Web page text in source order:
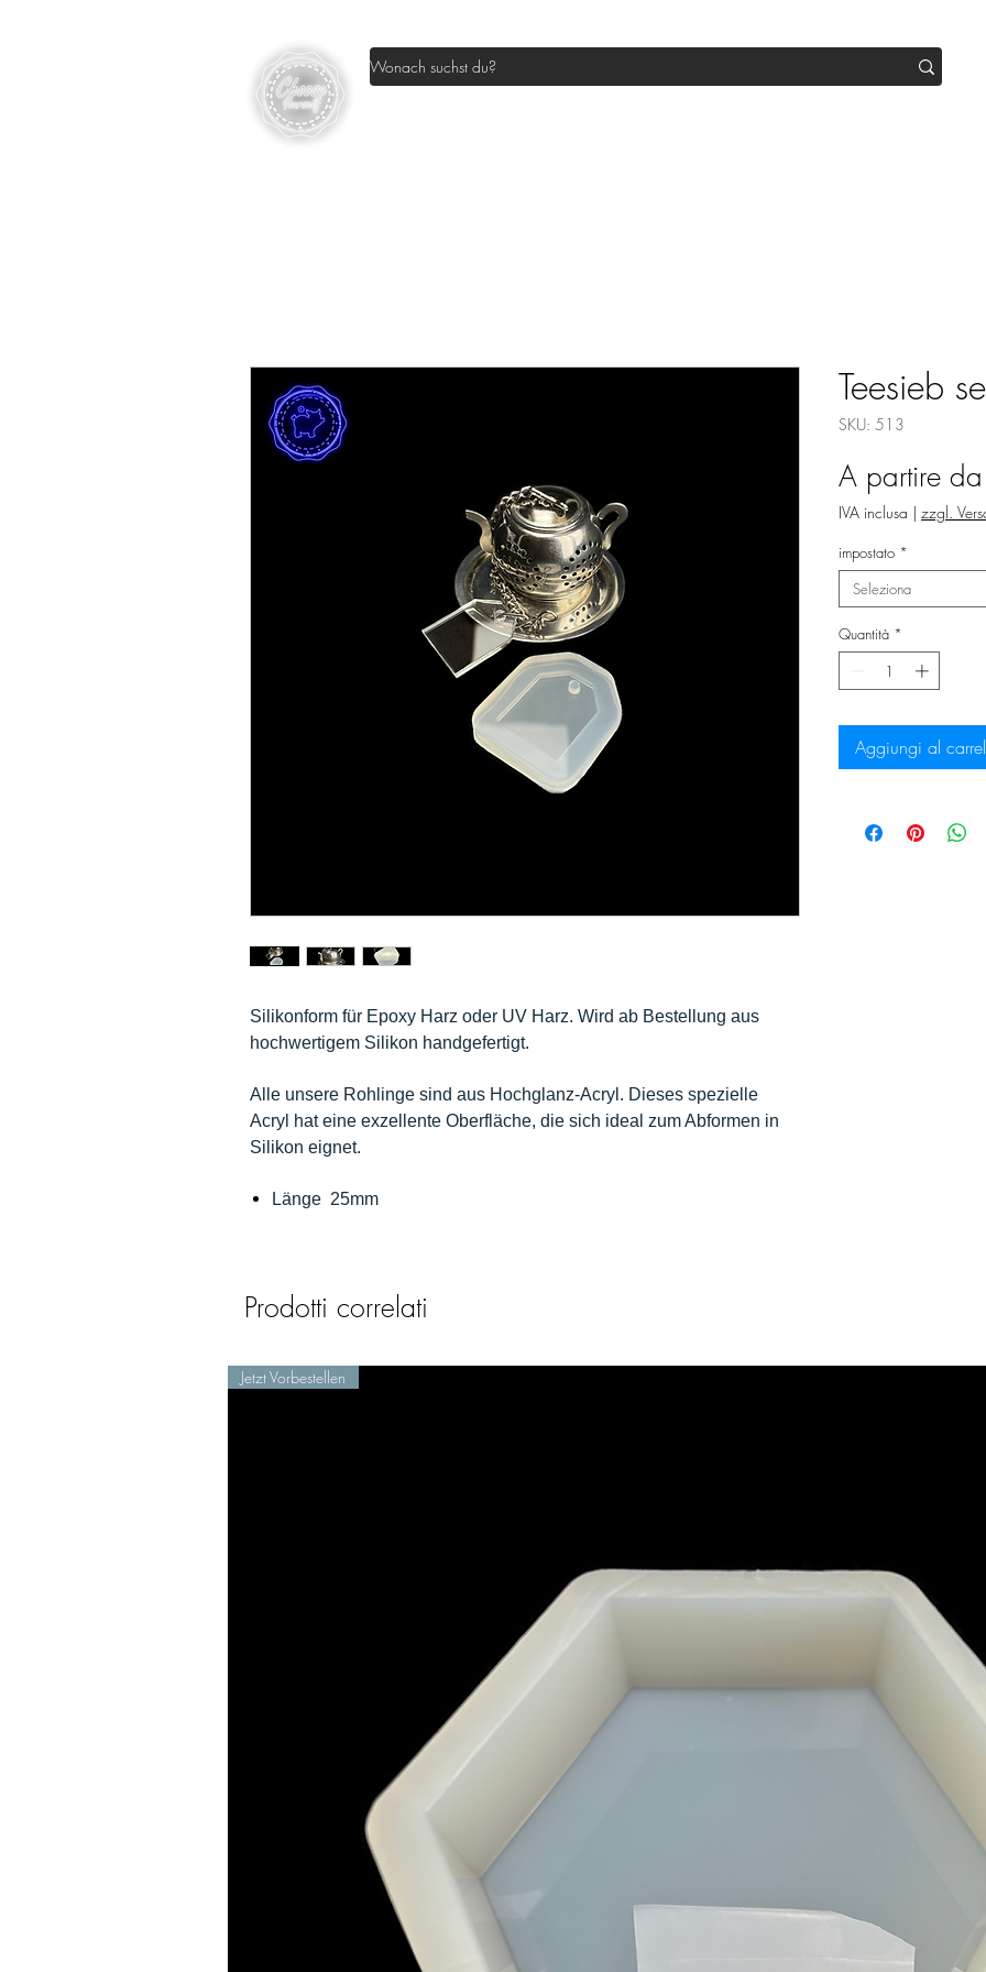
Silikonform für Epoxy Harz oder UV Harz. Wird ab Bestellung aus
hochwertigem Silikon handgefertigt.
Alle unsere Rohlinge sind aus Hochglanz-Acryl. Dieses spezielle
Acryl hat eine exzellente Oberfläche, die sich ideal zum Abformen in
Silikon eignet.
Länge 25mm
Teesieb
SKU: 513
A partire da
IVA inclusa | zzgl.
impostato *
Seleziona
Quantità *
Aggiungi al
Prodotti correlati
Jetzt Vorbestellen